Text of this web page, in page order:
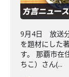
9月4日 放送
を題材にした
す。 那覇市在
ちこ）さん(...